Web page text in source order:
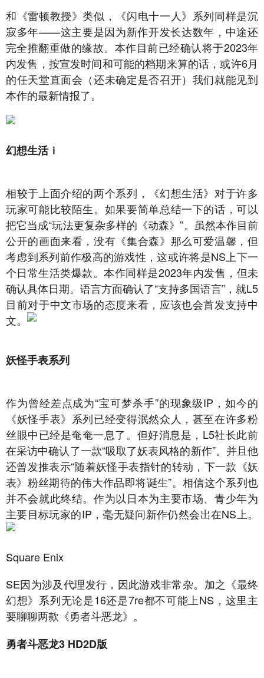
和《雷顿教授》类似，《闪电十一人》系列同样是沉
寂多年——这主要是因为新作开发长达数年，中途还
完全推翻重做的缘故。本作目前已经确认将于2023年
内发售，按宣发时间和可能的档期来算的话，或许6月
的任天堂直面会（还未确定是否召开）我们就能见到
本作的最新情报了。
幻想生活ｉ
相较于上面介绍的两个系列，《幻想生活》对于许多
玩家可能比较陌生。如果要简单总结一下的话，可以
把它当成“玩法更复杂多样的《动森》”。虽然本作目前
公开的画面来看，没有《集合森》那么可爱温馨，但
考虑到系列前作极高的游戏性，这或许将是NS上下一
个日常生活类爆款。本作同样是2023年内发售，但未
确认具体日期。语言方面确认了“支持多国语言”，就L5
目前对于中文市场的态度来看，应该也会首发支持中
文。
妖怪手表系列
作为曾经差点成为“宝可梦杀手”的现象级IP，如今的
《妖怪手表》系列已经变得泯然众人，甚至在许多粉
丝眼中已经是奄奄一息了。但好消息是，L5社长此前
在采访中确认了一款“吸取了妖表风格的新作”。并且他
还曾发推表示“随着妖怪手表指针的转动，下一款《妖
表》粉丝期待的伟大作品即将诞生”。相信这个系列也
并不会就此终结。作为以日本为主要市场、青少年为
主要目标玩家的IP，毫无疑问新作仍然会出在NS上。
Square Enix
SE因为涉及代理发行，因此游戏非常杂。加之《最终
幻想》系列无论是16还是7re都不可能上NS，这里主
要聊聊两款《勇者斗恶龙》。
勇者斗恶龙3 HD2D版